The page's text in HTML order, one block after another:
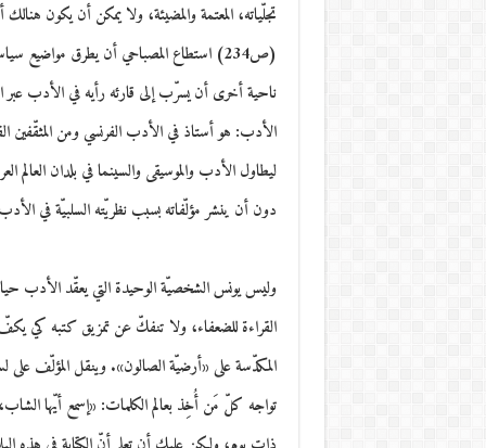
تجلّياته، المعتمة والمضيئة، ولا يمكن أن يكون
(ص234) استطاع المصباحي أن يطرق مواضيع
ناحية أخرى أن يسرّب إلى قارئه رأيه في الأدب
الأدب: هو أستاذ في الأدب الفرنسي ومن المثقّفين
ليطاول الأدب والموسيقى والسينما في بلدان
دون أن ينشر مؤلّفاته بسبب نظريّته السلبيّة في
وليس يونس الشخصيّة الوحيدة التي يعقّد الأدب
القراءة للضعفاء، ولا تنفكّ عن تمزيق كتبه كي
المكدّسة على «أرضيّة الصالون». وينقل المؤلّف
تواجه كلّ مَن أُخِذ بعالم الكلمات: «إسمع أيّها